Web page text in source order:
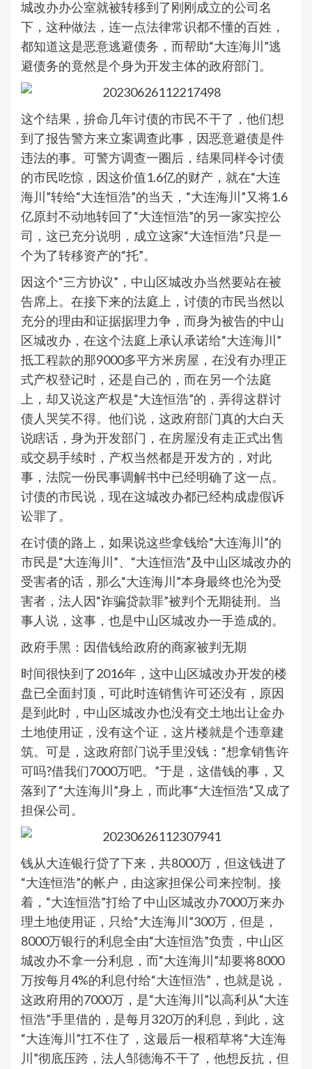
城改办办公室就被转移到了刚刚成立的公司名
下，这种做法，连一点法律常识都不懂的百姓，
都知道这是恶意逃避债务，而帮助“大连海川”逃
避债务的竟然是个身为开发主体的政府部门。
这个结果，拚命几年讨债的市民不干了，他们想
到了报告警方来立案调查此事，因恶意避债是件
违法的事。可警方调查一圈后，结果同样令讨债
的市民吃惊，因这价值1.6亿的财产，就在“大连
海川”转给“大连恒浩”的当天，“大连海川”又将1.6
亿原封不动地转回了“大连恒浩”的另一家实控公
司，这已充分说明，成立这家“大连恒浩”只是一
个为了转移资产的“托”。
因这个“三方协议”，中山区城改办当然要站在被
告席上。在接下来的法庭上，讨债的市民当然以
充分的理由和证据据理力争，而身为被告的中山
区城改办，在这个法庭上承认承诺给“大连海川”
抵工程款的那9000多平方米房屋，在没有办理正
式产权登记时，还是自己的，而在另一个法庭
上，却又说这产权是“大连恒浩”的，弄得这群讨
债人哭笑不得。他们说，这政府部门真的大白天
说瞎话，身为开发部门，在房屋没有走正式出售
或交易手续时，产权当然都是开发方的，对此
事，法院一份民事调解书中已经明确了这一点。
讨债的市民说，现在这城改办都已经构成虚假诉
讼罪了。
在讨债的路上，如果说这些拿钱给“大连海川”的
市民是“大连海川”、“大连恒浩”及中山区城改办的
受害者的话，那么“大连海川”本身最终也沦为受
害者，法人因“诈骗贷款罪”被判个无期徒刑。当
事人说，这事，也是中山区城改办一手造成的。
政府手黑：因借钱给政府的商家被判无期
时间很快到了2016年，这中山区城改办开发的楼
盘已全面封顶，可此时连销售许可还没有，原因
是到此时，中山区城改办也没有交土地出让金办
土地使用证，没有这个证，这片楼就是个违章建
筑。可是，这政府部门说手里没钱：“想拿销售许
可吗?借我们7000万吧。”于是，这借钱的事，又
落到了“大连海川”身上，而此事“大连恒浩”又成了
担保公司。
钱从大连银行贷了下来，共8000万，但这钱进了
“大连恒浩”的帐户，由这家担保公司来控制。接
着，“大连恒浩”打给了中山区城改办7000万来办
理土地使用证，只给“大连海川”300万，但是，
8000万银行的利息全由“大连恒浩”负责，中山区
城改办不拿一分利息，而“大连海川”却要将8000
万按每月4%的利息付给“大连恒浩”，也就是说，
这政府用的7000万，是“大连海川”以高利从“大连
恒浩”手里借的，是每月320万的利息，到此，这
“大连海川”扛不住了，这最后一根稻草将“大连海
川”彻底压跨，法人邹德海不干了，他想反抗，但